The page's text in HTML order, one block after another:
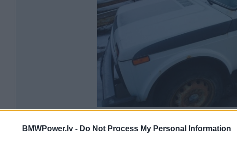
BMWPower.lv - Do Not Process My Personal Information